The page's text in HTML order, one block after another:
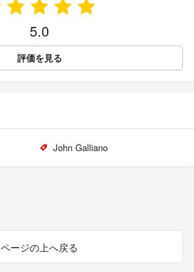
5.0
評価を見る
John Galliano
ページの上へ戻る